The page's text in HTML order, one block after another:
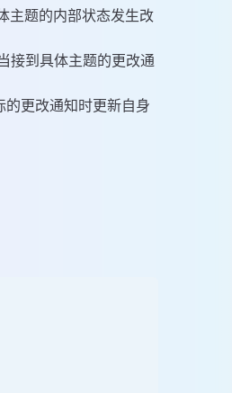
主题的内部状态发生改
接到具体主题的更改通
更改通知时更新自身